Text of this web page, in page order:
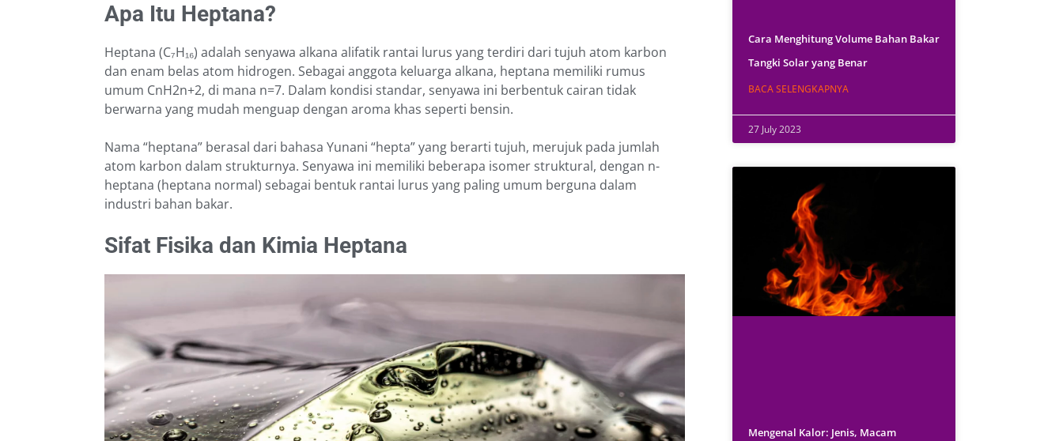
Apa Itu Heptana?
Heptana (C₇H₁₆) adalah senyawa alkana alifatik rantai lurus yang terdiri dari tujuh atom karbon
dan enam belas atom hidrogen. Sebagai anggota keluarga alkana, heptana memiliki rumus
umum CnH2n+2, di mana n=7. Dalam kondisi standar, senyawa ini berbentuk cairan tidak
berwarna yang mudah menguap dengan aroma khas seperti bensin.
Nama “heptana” berasal dari bahasa Yunani “hepta” yang berarti tujuh, merujuk pada jumlah
atom karbon dalam strukturnya. Senyawa ini memiliki beberapa isomer struktural, dengan n-
heptana (heptana normal) sebagai bentuk rantai lurus yang paling umum berguna dalam
industri bahan bakar.
Sifat Fisika dan Kimia Heptana
Cara Menghitung Volume Bahan Bakar
Tangki Solar yang Benar
BACA SELENGKAPNYA
27 July 2023
Mengenal Kalor: Jenis, Macam